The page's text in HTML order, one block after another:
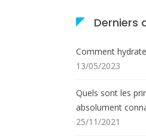
Derniers
Comment
13/05/2023
Quels sont les
absolument
25/11/2021